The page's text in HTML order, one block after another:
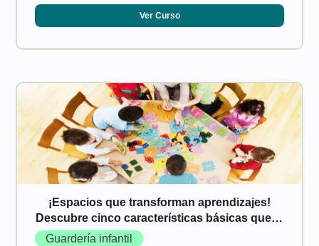
Ver Curso
¡Espacios que transforman aprendizajes!
Descubre cinco características básicas que lo
hacen posible
Guardería infantil